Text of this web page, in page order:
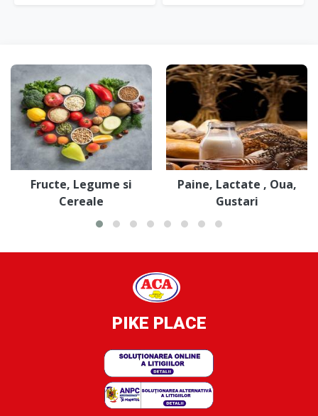
Fructe, Legume si
Cereale
Paine, Lactate , Oua,
Gustari
PIKE PLACE